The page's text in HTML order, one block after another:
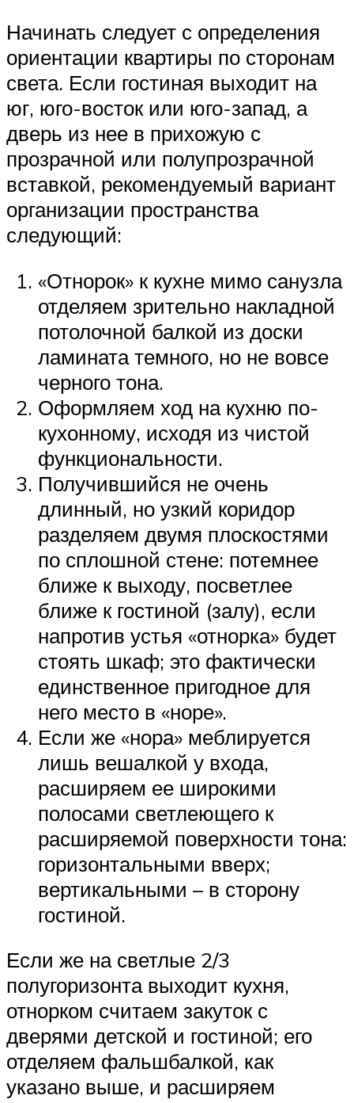
Начинать следует с определения
ориентации квартиры по сторонам
света. Если гостиная выходит на
юг, юго-восток или юго-запад, а
дверь из нее в прихожую с
прозрачной или полупрозрачной
вставкой, рекомендуемый вариант
организации пространства
следующий:
«Отнорок» к кухне мимо санузла
отделяем зрительно накладной
потолочной балкой из доски
ламината темного, но не вовсе
черного тона.
Оформляем ход на кухню по-
кухонному, исходя из чистой
функциональности.
Получившийся не очень
длинный, но узкий коридор
разделяем двумя плоскостями
по сплошной стене: потемнее
ближе к выходу, посветлее
ближе к гостиной (залу), если
напротив устья «отнорка» будет
стоять шкаф; это фактически
единственное пригодное для
него место в «норе».
Если же «нора» меблируется
лишь вешалкой у входа,
расширяем ее широкими
полосами светлеющего к
расширяемой поверхности тона:
горизонтальными вверх;
вертикальными – в сторону
гостиной.
Если же на светлые 2/3
полугоризонта выходит кухня,
отнорком считаем закуток с
дверями детской и гостиной; его
отделяем фальшбалкой, как
указано выше, и расширяем